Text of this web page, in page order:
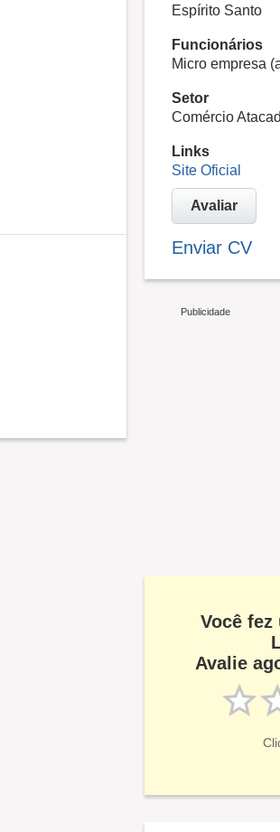
Espírito Santo
Funcionários
Micro empresa
Setor
Comércio
Links
Site Oficial
Avaliar
Enviar CV
Você fez
Avalie